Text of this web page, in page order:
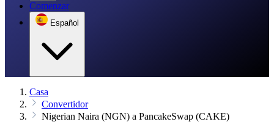
Comenzar
Español
Casa
Convertidor
Nigerian Naira (NGN) a PancakeSwap (CAKE)